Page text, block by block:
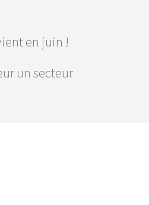
en juin !
un secteur